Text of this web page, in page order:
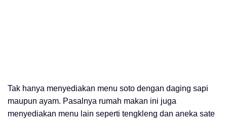
Tak hanya menyediakan menu soto dengan daging sapi
maupun ayam. Pasalnya rumah makan ini juga
menyediakan menu lain seperti tengkleng dan aneka sate